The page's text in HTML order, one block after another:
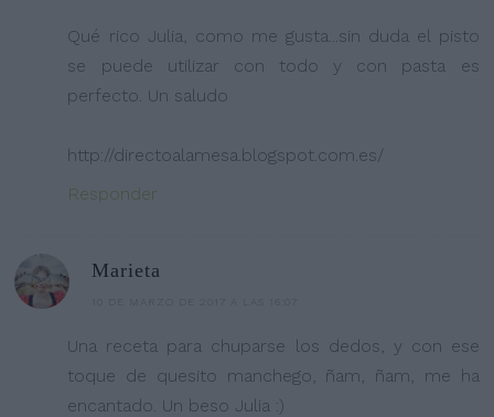
Qué rico Julia, como me gusta...sin duda el pisto
se puede utilizar con todo y con pasta es
perfecto. Un saludo
http://directoalamesa.blogspot.com.es/
Responder
Marieta
Una receta para chuparse los dedos, y con ese
toque de quesito manchego, ñam, ñam, me ha
encantado. Un beso Julia :)